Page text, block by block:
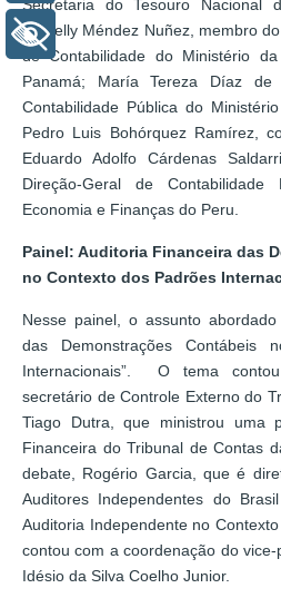
Secretaria do Tesouro Nacional
Aracelly Méndez Nuñez, membro
de Contabilidade do Ministério
Panamá; María Tereza Díaz de
Contabilidade Pública do
Pedro Luis Bohórquez Ramírez,
Eduardo Adolfo Cárdenas
Direção-Geral de
Economia e Finanças do Peru.
Painel: Auditoria Financeira das
no Contexto dos Padrões
Nesse painel, o assunto
das Demonstrações Contábeis
Internacionais”. O tema
secretário de Controle Externo do
Tiago Dutra, que ministrou uma
Financeira do Tribunal de Contas
debate, Rogério Garcia, que é
Auditores Independentes do
Auditoria Independente no
contou com a coordenação do vice-
Idésio da Silva Coelho Junior.
+ Acessibilidade